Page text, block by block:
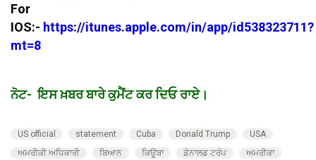
For
IOS:- https://itunes.apple.com/in/app/id538323711?
mt=8
ਨੋਟ- ਇਸ ਖ਼ਬਰ ਬਾਰੇ ਕੁਮੈਂਟ ਕਰ ਦਿਓ ਰਾਏ।
US official statement Cuba Donald Trump
USA
ਅਮਰੀਕੀ ਅਧਿਕਾਰੀ
ਬਿਆਨ ਕਿਊਬਾ ਡੋਨਾਲਡ ਟਰੰਪ ਅਮਰੀਕਾ